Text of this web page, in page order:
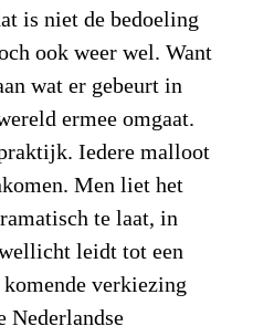
is niet de bedoeling
ook weer wel. Want
wat er gebeurt in
ermee omgaat.
Iedere malloot
Men liet het
te laat, in
leidt tot een
verkiezing
Nederlandse